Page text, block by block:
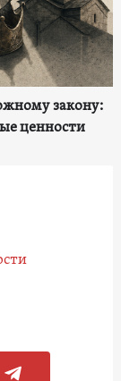
закону:
ценности